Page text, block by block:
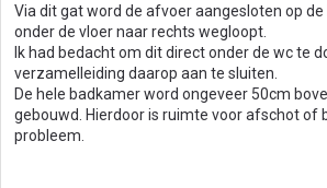
Via dit gat word de afvoer aangesloten op
onder de vloer naar rechts wegloopt.
Ik had bedacht om dit direct onder de wc te
verzamelleiding daarop aan te sluiten.
De hele badkamer word ongeveer 50cm
gebouwd. Hierdoor is ruimte voor afschot of
probleem.